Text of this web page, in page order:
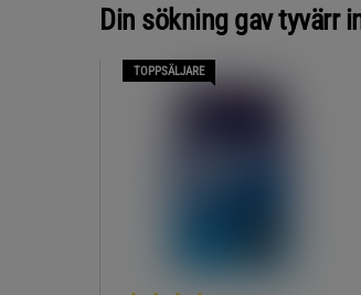
Din sökning gav tyvärr
TOPPSÄLJARE